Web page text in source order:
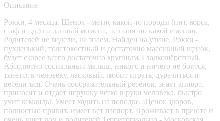
Описание
Рокки, 4 месяца. Щенок - метис какой-то породы (пит, корса,
стаф и т.д.) на данный момент, не понятно какой именно.
Родителей не видели, не знаем. Найден на улице. Рокки -
пухленький, толстокостный и достаточно массивный щенок,
будет скорее всего достаточно крупным. Гладкошёрстный.
Абсолютно социальный малыш, никого и ничего не боится,
тянется к человеку, ласковый, любит играть, дурачиться и
веселиться. Очень сообразительный ребёнок, знает аппорт,
приносит и отдаёт игрушку чётко в руки человека, быстро
учит команды. Умеет ходить на поводке. Щенок здоров,
полностью привит, имеет вет паспорт. Проживает в приюте и
очень ищет дом и родителей.Территориально - Московская